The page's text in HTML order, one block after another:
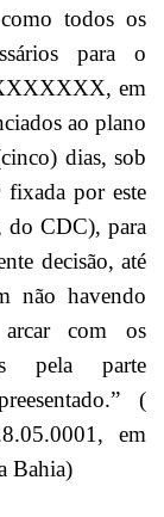
todos os
para o
em
ao plano
dias, sob
fixada por este
do CDC), para
decisão, até
não havendo
com os
pela parte
(
em
Bahia)